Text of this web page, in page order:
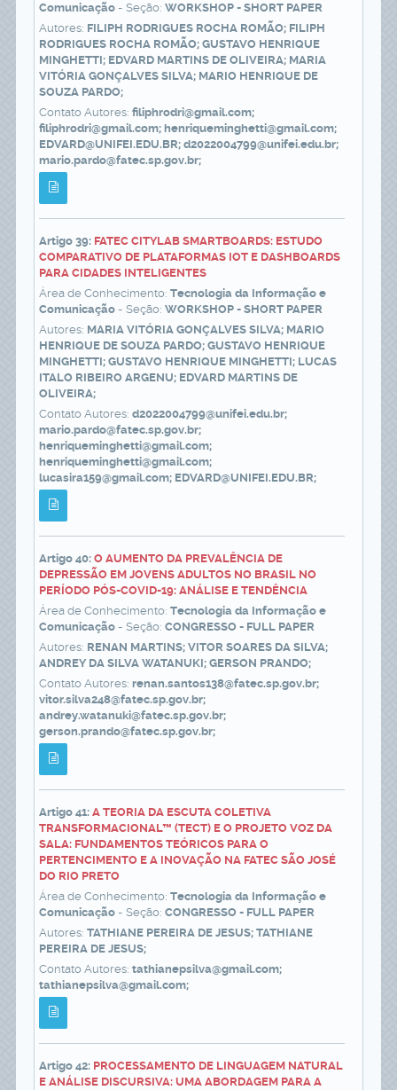
Comunicação - Seção: WORKSHOP - SHORT PAPER
Autores: FILIPH RODRIGUES ROCHA ROMÃO; FILIPH
RODRIGUES ROCHA ROMÃO; GUSTAVO HENRIQUE
MINGHETTI; EDVARD MARTINS DE OLIVEIRA; MARIA
VITÓRIA GONÇALVES SILVA; MARIO HENRIQUE DE
SOUZA PARDO;
Contato Autores: filiphrodri@gmail.com;
filiphrodri@gmail.com; henriqueminghetti@gmail.com;
EDVARD@UNIFEI.EDU.BR; d2022004799@unifei.edu.br;
mario.pardo@fatec.sp.gov.br;
Artigo 39: FATEC CITYLAB SMARTBOARDS: ESTUDO
COMPARATIVO DE PLATAFORMAS IOT E DASHBOARDS
PARA CIDADES INTELIGENTES
Área de Conhecimento: Tecnologia da Informação e
Comunicação - Seção: WORKSHOP - SHORT PAPER
Autores: MARIA VITÓRIA GONÇALVES SILVA; MARIO
HENRIQUE DE SOUZA PARDO; GUSTAVO HENRIQUE
MINGHETTI; GUSTAVO HENRIQUE MINGHETTI; LUCAS
ITALO RIBEIRO ARGENU; EDVARD MARTINS DE
OLIVEIRA;
Contato Autores: d2022004799@unifei.edu.br;
mario.pardo@fatec.sp.gov.br;
henriqueminghetti@gmail.com;
henriqueminghetti@gmail.com;
lucasira159@gmail.com; EDVARD@UNIFEI.EDU.BR;
Artigo 40: O AUMENTO DA PREVALÊNCIA DE
DEPRESSÃO EM JOVENS ADULTOS NO BRASIL NO
PERÍODO PÓS-COVID-19: ANÁLISE E TENDÊNCIA
Área de Conhecimento: Tecnologia da Informação e
Comunicação - Seção: CONGRESSO - FULL PAPER
Autores: RENAN MARTINS; VITOR SOARES DA SILVA;
ANDREY DA SILVA WATANUKI; GERSON PRANDO;
Contato Autores: renan.santos138@fatec.sp.gov.br;
vitor.silva248@fatec.sp.gov.br;
andrey.watanuki@fatec.sp.gov.br;
gerson.prando@fatec.sp.gov.br;
Artigo 41: A TEORIA DA ESCUTA COLETIVA
TRANSFORMACIONAL™ (TECT) E O PROJETO VOZ DA
SALA: FUNDAMENTOS TEÓRICOS PARA O
PERTENCIMENTO E A INOVAÇÃO NA FATEC SÃO JOSÉ
DO RIO PRETO
Área de Conhecimento: Tecnologia da Informação e
Comunicação - Seção: CONGRESSO - FULL PAPER
Autores: TATHIANE PEREIRA DE JESUS; TATHIANE
PEREIRA DE JESUS;
Contato Autores: tathianepsilva@gmail.com;
tathianepsilva@gmail.com;
Artigo 42: PROCESSAMENTO DE LINGUAGEM NATURAL
E ANÁLISE DISCURSIVA: UMA ABORDAGEM PARA A